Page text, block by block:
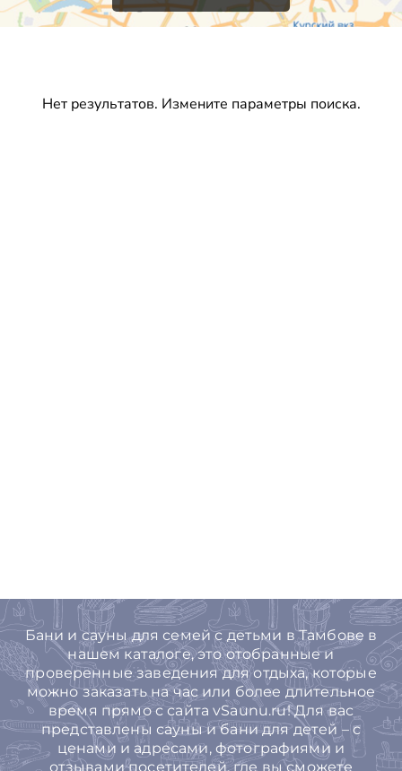
Нет результатов. Измените параметры поиска.
Бани и сауны для семей с детьми в Тамбове в
нашем каталоге, это отобранные и
проверенные заведения для отдыха, которые
можно заказать на час или более длительное
время прямо с сайта vSaunu.ru! Для вас
представлены сауны и бани для детей – с
ценами и адресами, фотографиями и
отзывами посетителей, где вы сможете